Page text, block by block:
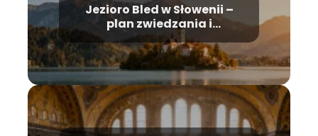
Jezioro Bled w Słowenii –
plan zwiedzania i
najważniejsze atrakcje